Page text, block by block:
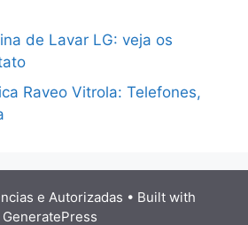
de Lavar LG: veja os
Raveo Vitrola: Telefones,
e Autorizadas • Built with
GeneratePress